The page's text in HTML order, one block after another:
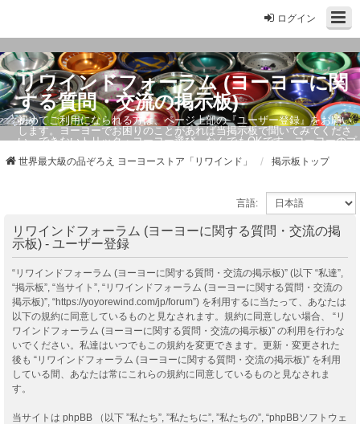
ログイン
リワインドフォーラム (ヨーヨーに関
する質問・交流の掲示板)
初めてご利用になられる方は、ページ上部の『ユーザー登録』をお願い
します。ヨーヨーでお困りのことがあれば当掲示板で聞いてみてくださ
い。できないトリック・ヨーヨー選び、なんでもOKです。ヨーヨーのプ
世界最大級の品ぞろえ ヨーヨーストア「リワインド」 掲示板トップ
言語:
リワインドフォーラム (ヨーヨーに関する質問・交流の掲
示板) - ユーザー登録
“リワインドフォーラム (ヨーヨーに関する質問・交流の掲示板)” (以下 “私達”,
“掲示板”, “当サイト”, “リワインドフォーラム (ヨーヨーに関する質問・交流の
掲示板)”, “https://yoyorewind.com/jp/forum”) を利用するに当たって、あなたは
以下の規約に同意しているものと見なされます。規約に同意しない場合、 “リ
ワインドフォーラム (ヨーヨーに関する質問・交流の掲示板)” の利用を行わな
いでください。私達はいつでもこの規約を変更できます。更新・変更された
後も “リワインドフォーラム (ヨーヨーに関する質問・交流の掲示板)” を利用
している間、あなたは常にこれらの規約に同意しているものと見なされま
す。
当サイトは phpBB （以下 ”私たち”, ”私たちに”, ”私たちの”, “phpBBソフトウェ